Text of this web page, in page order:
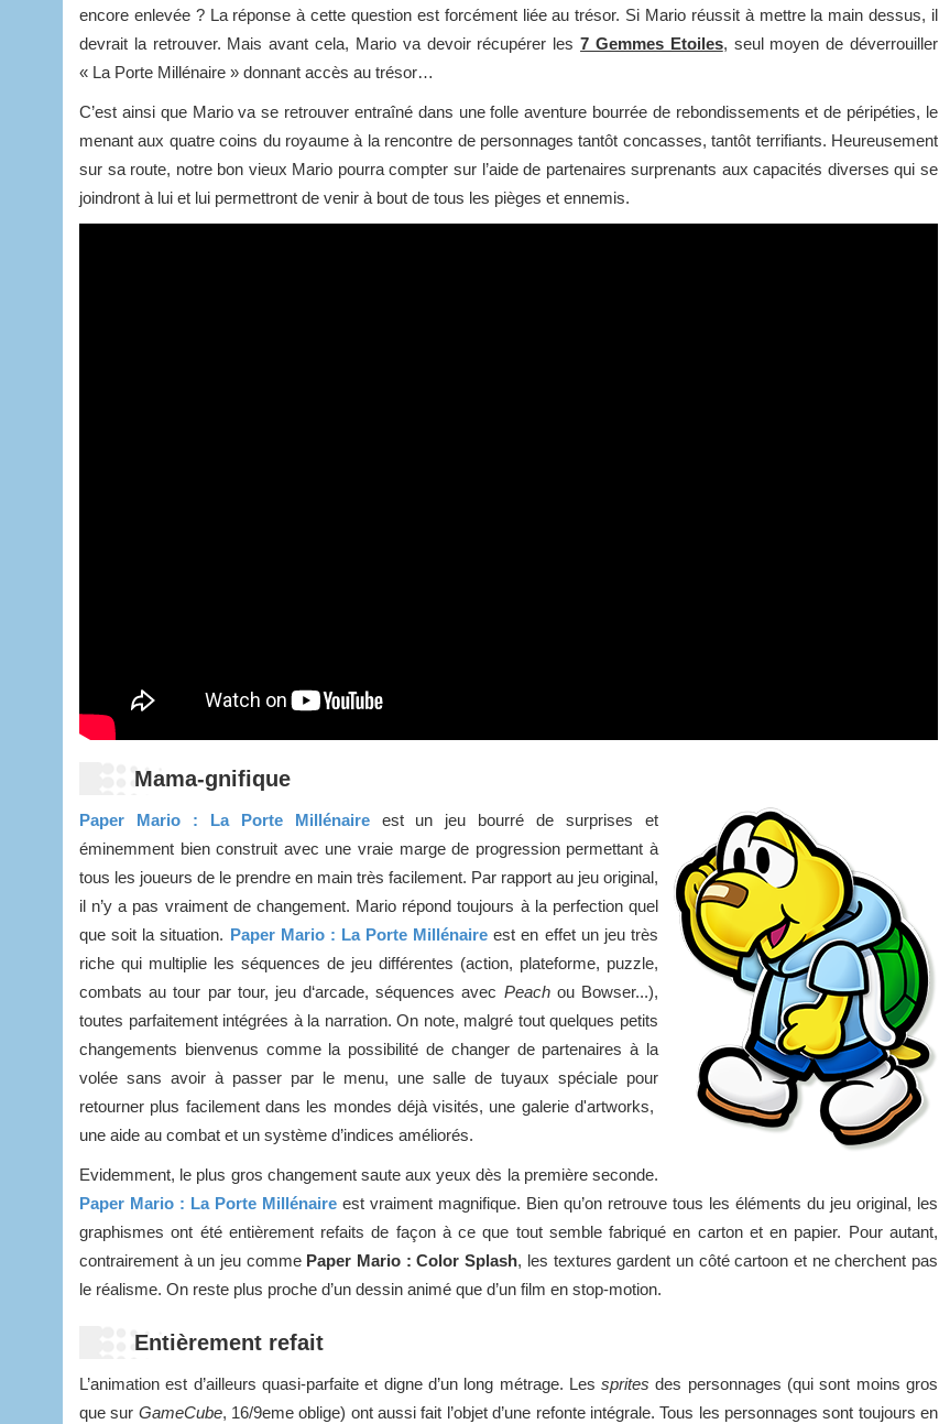
encore enlevée ? La réponse à cette question est forcément liée au trésor. Si Mario réussit à mettre la main dessus, il
devrait la retrouver. Mais avant cela, Mario va devoir récupérer les7 Gemmes Etoiles, seul moyen de déverrouiller
« La Porte Millénaire » donnant accès au trésor…
C’est ainsi que Mario va se retrouver entraîné dans une folle aventure bourrée de rebondissements et de péripéties, le
menant aux quatre coins du royaume à la rencontre de personnages tantôt concasses, tantôt terrifiants. Heureusement
sur sa route, notre bon vieux Mario pourra compter sur l’aide de partenaires surprenants aux capacités diverses qui se
joindront à lui et lui permettront de venir à bout de tous les pièges et ennemis.
Mama-gnifique
Paper Mario : La Porte Millénaire
est un jeu bourré de surprises et
éminemment bien construit avec une vraie marge de progression permettant à
tous les joueurs de le prendre en main très facilement. Par rapport au jeu original,
il n’y a pas vraiment de changement. Mario répond toujours à la perfection quel
que soit la situation. Paper Mario : La Porte Millénaire est en effet un jeu très
riche qui multiplie les séquences de jeu différentes (action, plateforme, puzzle,
combats au tour par tour, jeu d‘arcade, séquences avec Peachou Bowser...),
toutes parfaitement intégrées à la narration. On note, malgré tout quelques petits
changements bienvenus comme la possibilité de changer de partenaires à la
volée sans avoir à passer par le menu, une salle de tuyaux spéciale pour
retourner plus facilement dans les mondes déjà visités, une galerie d'artworks,
une aide au combat et un système d’indices améliorés.
Evidemment, le plus gros changement saute aux yeux dès la première seconde.
Paper Mario : La Porte Millénaire est vraiment magnifique. Bien qu’on retrouve tous les éléments du jeu original, les
graphismes ont été entièrement refaits de façon à ce que tout semble fabriqué en carton et en papier. Pour autant,
contrairement à un jeu comme Paper Mario : Color Splash, les textures gardent un côté cartoon et ne cherchent pas
le réalisme. On reste plus proche d’un dessin animé que d’un film en stop-motion.
Entièrement refait
L’animation est d’ailleurs quasi-parfaite et digne d’un long métrage. Lessprites des personnages (qui sont moins gros
que sur GameCube, 16/9eme oblige) ont aussi fait l’objet d’une refonte intégrale. Tous les personnages sont toujours en